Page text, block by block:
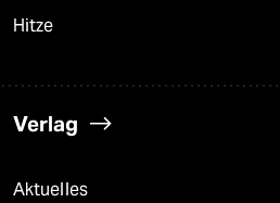
Hitze
Verlag
Aktuelles